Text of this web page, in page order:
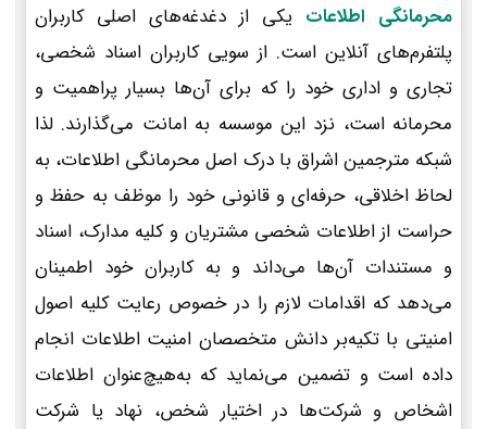
محرمانگی اطلاعات یکی از دغدغه‌های اصلی کاربران
پلتفرم‌های آنلاین است. از سویی کاربران اسناد شخصی،
تجاری و اداری خود را که برای آن‌ها بسیار پراهمیت و
محرمانه است، نزد این موسسه به امانت می‌گذارند. لذا
شبکه مترجمین اشراق با درک اصل محرمانگی اطلاعات، به
لحاظ اخلاقی، حرفه‌ای و قانونی خود را موظف به حفظ و
حراست از اطلاعات شخصی مشتریان و کلیه مدارک، اسناد
و مستندات آن‌ها می‌داند و به کاربران خود اطمینان
می‌دهد که اقدامات لازم را در خصوص رعایت کلیه اصول
امنیتی با تکیه‌بر دانش متخصصان امنیت اطلاعات انجام
داده است و تضمین می‌نماید که به‌هیچ‌عنوان اطلاعات
اشخاص و شرکت‌ها در اختیار شخص، نهاد یا شرکت